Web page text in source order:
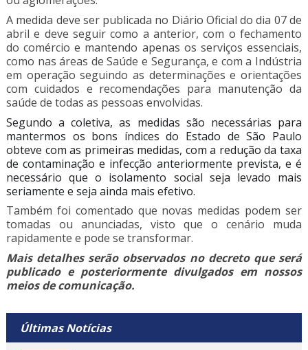
A medida deve ser publicada no Diário Oficial do dia 07 de
abril e deve seguir como a anterior, com o fechamento
do comércio e mantendo apenas os serviços essenciais,
como nas áreas de Saúde e Segurança, e com a Indústria
em operação seguindo as determinações e orientações
com cuidados e recomendações para manutenção da
saúde de todas as pessoas envolvidas.
Segundo a coletiva, as medidas são necessárias para
mantermos os bons índices do Estado de São Paulo
obteve com as primeiras medidas, com a redução da taxa
de contaminação e infecção anteriormente prevista, e é
necessário que o isolamento social seja levado mais
seriamente e seja ainda mais efetivo.
Também foi comentado que novas medidas podem ser
tomadas ou anunciadas, visto que o cenário muda
rapidamente e pode se transformar.
Mais detalhes serão observados no decreto que será
publicado e posteriormente divulgados em nossos
meios de comunicação.
Últimas Notícias